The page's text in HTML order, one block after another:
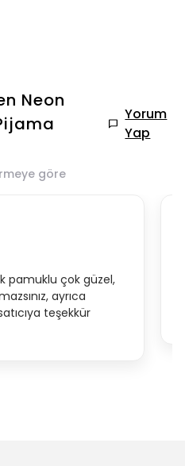
Neon
Yorum
Yap
göre
pamuklu çok güzel,
ayrıca
teşekkür